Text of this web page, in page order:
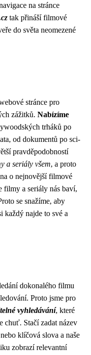
na stránce
tak přináší filmové
do světa neomezené
stránce pro
zážitků. Nabízíme
trháků po
od dokumentů po sci-
pravděpodobností
a seriály všem, a proto
o nejnovější filmové
filmy a seriály nás baví,
se snažíme, aby
každý najde to své a
dokonalého filmu
Proto jsme pro
vyhledávání, které
chuť. Stačí zadat název
klíčová slova a naše
zobrazí relevantní